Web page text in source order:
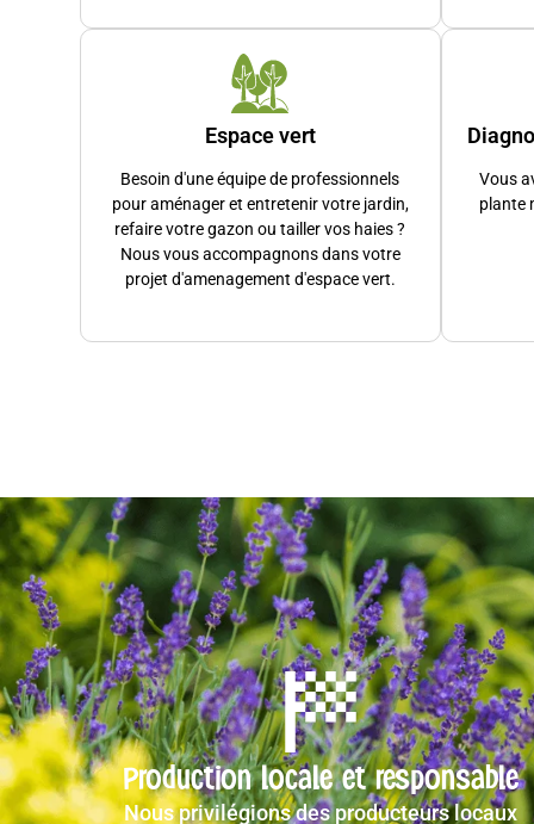
Notre service espaces verts intervient également
Quand la passion devient spectacle
Notre créativité ne s’arrête pas aux conseils et aux
Île-de-France en 2023, finalistes régionaux en 2024.
Plus qu’un commerce de proximité, la
Depuis 1942, quatre générations se sont succédé,
Que vous soyez un passionné de jardinage, que
de votre bonheur sa mission quotidienne.
Espace vert
Besoin d'une équipe de professionnels
pour aménager et entretenir votre jardin,
refaire votre gazon ou tailler vos haies ?
Nous vous accompagnons dans votre
projet d'amenagement d'espace vert.
Vous
plante
Production locale et responsable
Nous privilégions des producteurs locaux